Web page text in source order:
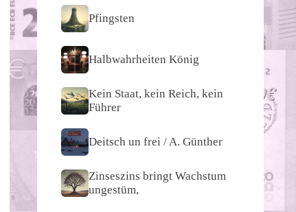
Pfingsten
Halbwahrheiten König
Kein Staat, kein Reich, kein
Führer
Deitsch un frei / A. Günther
Zinseszins bringt Wachstum
ungestüm,